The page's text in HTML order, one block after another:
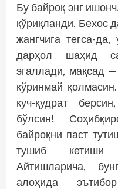
Бу байроқ энг
қўриқланди. Бехос
жангчига тегса-
дарҳол шаҳид
эгаллади, мақсад —
кўринмай
куч-қудрат
бўлсин!
байроқни паст
тушиб кетиши
Айтишларича,
алоҳида